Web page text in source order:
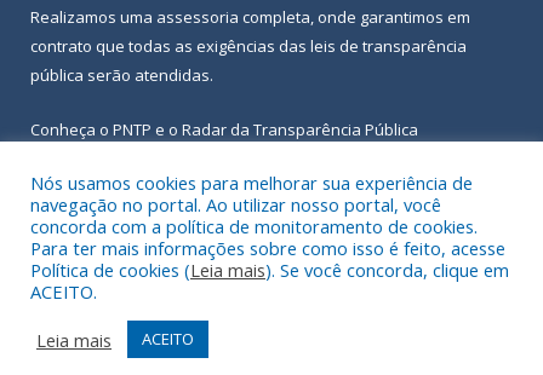
Realizamos uma assessoria completa, onde garantimos em
contrato que todas as exigências das leis de transparência
pública serão atendidas.
Conheça o PNTP e o Radar da Transparência Pública
Todos os direitos reservados a Prefeitura Municipal de Igarapé-
Açu.
Frequência Online
Acessar Área Administrativa
Nós usamos cookies para melhorar sua experiência de
navegação no portal. Ao utilizar nosso portal, você
concorda com a política de monitoramento de cookies.
Para ter mais informações sobre como isso é feito, acesse
Política de cookies (Leia mais). Se você concorda, clique em
ACEITO.
Leia mais
ACEITO